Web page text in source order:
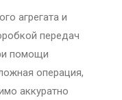
агрегата и
передач
помощи
операция,
аккуратно